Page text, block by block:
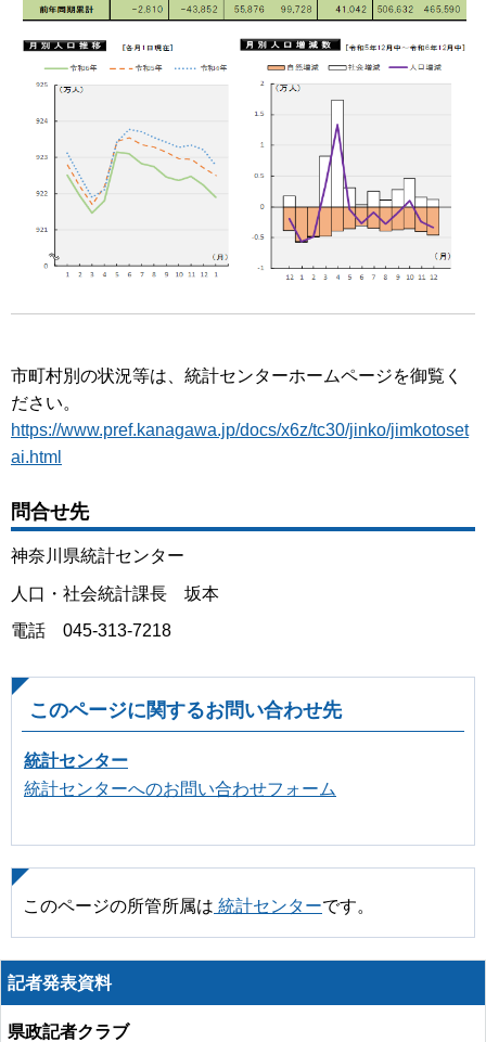
市町村別の状況等は、統計センターホームページを御覧く
ださい。
https://www.pref.kanagawa.jp/docs/x6z/tc30/jinko/jimkotoset
ai.html
問合せ先
神奈川県統計センター
人口・社会統計課長 坂本
電話 045-313-7218
このページに関するお問い合わせ先
統計センター
統計センターへのお問い合わせフォーム
このページの所管所属は 統計センターです。
記者発表資料
県政記者クラブ